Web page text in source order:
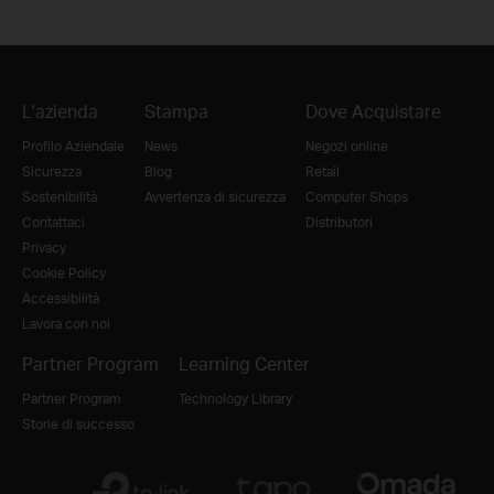
L'azienda
Profilo Aziendale
Sicurezza
Sostenibilità
Contattaci
Privacy
Cookie Policy
Accessibilità
Lavora con noi
Stampa
News
Blog
Avvertenza di sicurezza
Dove Acquistare
Negozi online
Retail
Computer Shops
Distributori
Partner Program
Partner Program
Storie di successo
Learning Center
Technology Library